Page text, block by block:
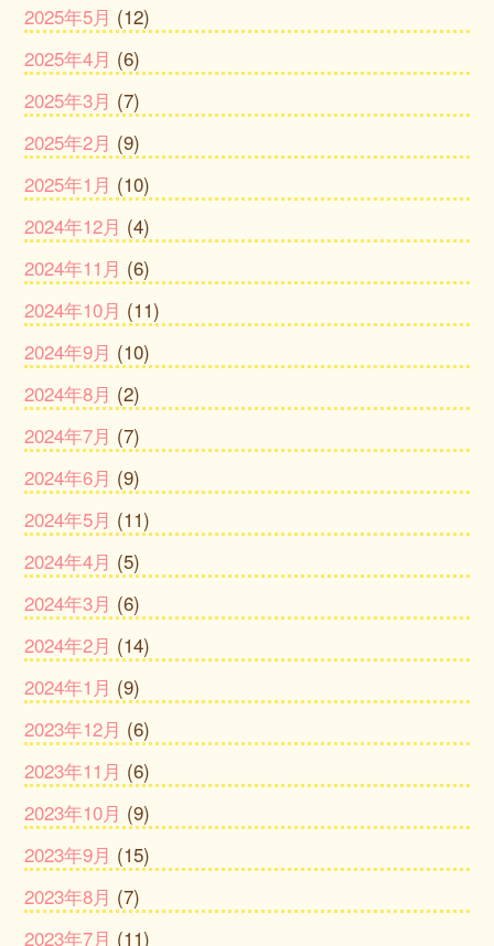
2025年5月 (12)
2025年4月 (6)
2025年3月 (7)
2025年2月 (9)
2025年1月 (10)
2024年12月 (4)
2024年11月 (6)
2024年10月 (11)
2024年9月 (10)
2024年8月 (2)
2024年7月 (7)
2024年6月 (9)
2024年5月 (11)
2024年4月 (5)
2024年3月 (6)
2024年2月 (14)
2024年1月 (9)
2023年12月 (6)
2023年11月 (6)
2023年10月 (9)
2023年9月 (15)
2023年8月 (7)
2023年7月 (11)